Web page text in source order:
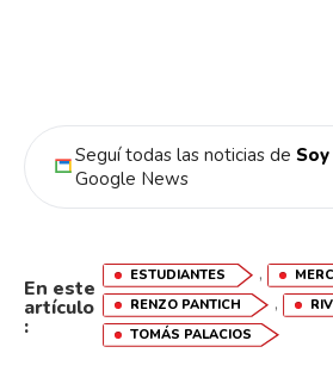
Seguí todas las noticias de
Google News
En este
artículo
:
ESTUDIANTES ,
RENZO PANTICH ,
TOMÁS PALACIOS